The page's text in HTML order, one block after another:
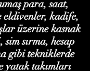
para, saat,
eldivenler, kadife,
üzerine kasnak
sırma, hesap
gibi tekniklerde
yatak takımları